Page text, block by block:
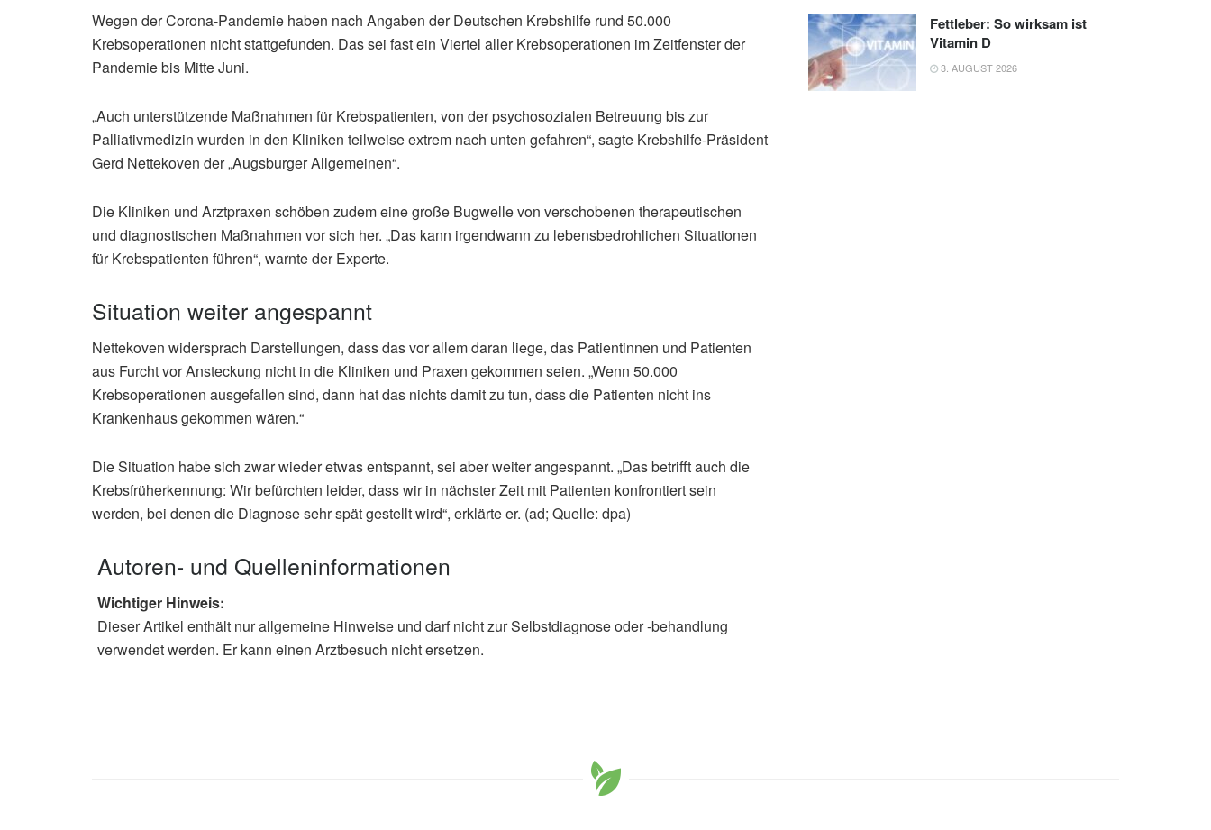
Wegen der Corona-Pandemie haben nach Angaben der Deutschen Krebshilfe rund 50.000
Krebsoperationen nicht stattgefunden. Das sei fast ein Viertel aller Krebsoperationen im Zeitfenster der
Pandemie bis Mitte Juni.
„Auch unterstützende Maßnahmen für Krebspatienten, von der psychosozialen Betreuung bis zur
Palliativmedizin wurden in den Kliniken teilweise extrem nach unten gefahren“, sagte Krebshilfe-Präsident
Gerd Nettekoven der „Augsburger Allgemeinen“.
Die Kliniken und Arztpraxen schöben zudem eine große Bugwelle von verschobenen therapeutischen
und diagnostischen Maßnahmen vor sich her. „Das kann irgendwann zu lebensbedrohlichen Situationen
für Krebspatienten führen“, warnte der Experte.
Situation weiter angespannt
Nettekoven widersprach Darstellungen, dass das vor allem daran liege, das Patientinnen und Patienten
aus Furcht vor Ansteckung nicht in die Kliniken und Praxen gekommen seien. „Wenn 50.000
Krebsoperationen ausgefallen sind, dann hat das nichts damit zu tun, dass die Patienten nicht ins
Krankenhaus gekommen wären.“
Die Situation habe sich zwar wieder etwas entspannt, sei aber weiter angespannt. „Das betrifft auch die
Krebsfrüherkennung: Wir befürchten leider, dass wir in nächster Zeit mit Patienten konfrontiert sein
werden, bei denen die Diagnose sehr spät gestellt wird“, erklärte er. (ad; Quelle: dpa)
Autoren- und Quelleninformationen
Wichtiger Hinweis:
Dieser Artikel enthält nur allgemeine Hinweise und darf nicht zur Selbstdiagnose oder -behandlung
verwendet werden. Er kann einen Arztbesuch nicht ersetzen.
Fettleber: So wirksam ist
Vitamin D
3. AUGUST 2026